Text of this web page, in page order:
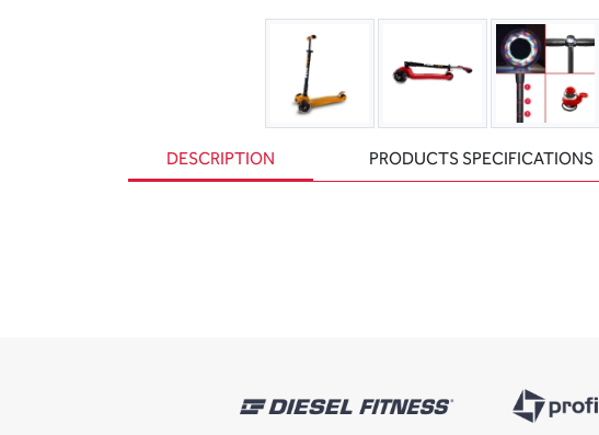
DESCRIPTION PRODUCTS SPECIFICATIONS